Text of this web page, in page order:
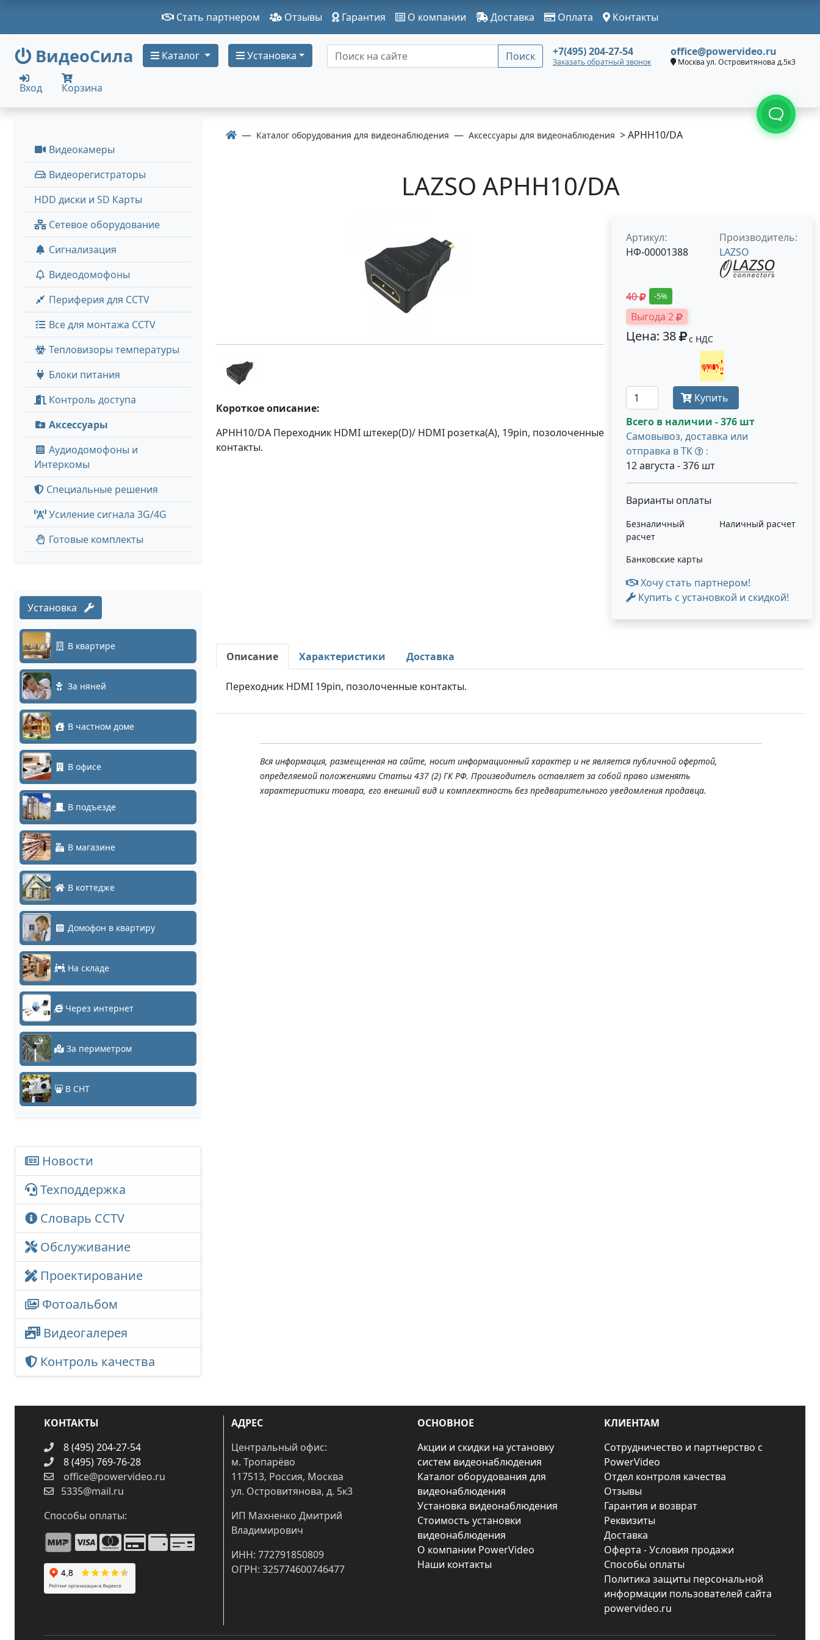
Стать партнером Отзывы Гарантия О компании Доставка Оплата Контакты
ВидеоСила Каталог Установка Поиск +7(495) 204-27-54
Заказать обратный звонок
office@powervideo.ru
Москва ул. Островитянова д.5к3
Вход Корзина
Видеокамеры
Видеорегистраторы
HDD диски и SD Карты
Сетевое оборудование
Сигнализация
Видеодомофоны
Периферия для CCTV
Все для монтажа CCTV
Тепловизоры температуры
Блоки питания
Контроль доступа
Аксессуары
Аудиодомофоны и
Интеркомы
Специальные решения
Усиление сигнала 3G/4G
Готовые комплекты
Установка
В квартире
За няней
В частном доме
В офисе
В подъезде
В магазине
В коттедже
Домофон в квартиру
На складе
Через интернет
За периметром
В СНТ
Новости
Техподдержка
Словарь CCTV
Обслуживание
Проектирование
Фотоальбом
Видеогалерея
Контроль качества
Каталог оборудования для видеонаблюдения Аксессуары для видеонаблюдения > APHH10/DA
LAZSO APHH10/DA
Короткое описание:
APHH10/DA Переходник HDMI штекер(D)/ HDMI розетка(А), 19pin, позолоченные
контакты.
Артикул:
НФ-00001388
Производитель:
LAZSO
40 -5%
Выгода 2
Цена: 38 с НДС
Получить оптовую цену
Купить
Всего в наличии - 376 шт
Самовывоз, доставка или
отправка в ТК
:
12 августа - 376 шт
Варианты оплаты
Безналичный
расчет
Наличный расчет
Банковские карты
Хочу стать партнером!
Купить с установкой и скидкой!
Описание Характеристики Доставка
Переходник HDMI 19pin, позолоченные контакты.
Вся информация, размещенная на сайте, носит информационный характер и не является публичной офертой,
определяемой положениями Статьи 437 (2) ГК РФ. Производитель оставляет за собой право изменять
характеристики товара, его внешний вид и комплектность без предварительного уведомления продавца.
КОНТАКТЫ
8 (495) 204-27-54
8 (495) 769-76-28
office@powervideo.ru
5335@mail.ru
Способы оплаты:
АДРЕС
Центральный офис:
м. Тропарёво
117513, Россия, Москва
ул. Островитянова, д. 5к3
ИП Махненко Дмитрий
Владимирович
ИНН: 772791850809
ОГРН: 325774600746477
ОСНОВНОЕ
Акции и скидки на установку
систем видеонаблюдения
Каталог оборудования для
видеонаблюдения
Установка видеонаблюдения
Стоимость установки
видеонаблюдения
О компании PowerVideo
Наши контакты
КЛИЕНТАМ
Сотрудничество и партнерство с
PowerVideo
Отдел контроля качества
Отзывы
Гарантия и возврат
Реквизиты
Доставка
Оферта - Условия продажи
Способы оплаты
Политика защиты персональной
информации пользователей сайта
powervideo.ru